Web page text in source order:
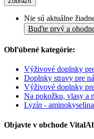
Nie sú aktuálne
Buďte prvý a
Obľúbené kategórie:
Výživové doplnky
Doplnky stravy pre
Výživové doplnky
Na pokožku, vlasy a
Lyzín - aminokyselina
Objavte v obchode